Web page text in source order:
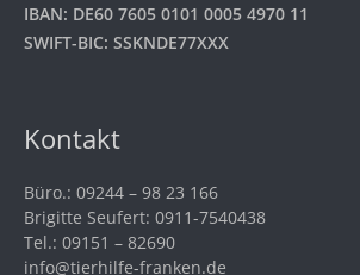
IBAN: DE60 7605 0101 0005 4970 11
SWIFT-BIC: SSKNDE77XXX
Kontakt
Büro.: 09244 – 98 23 166
Brigitte Seufert: 0911-7540438
Tel.: 09151 – 82690
info@tierhilfe-franken.de